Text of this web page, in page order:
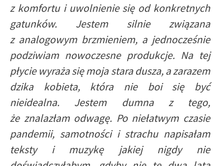
z komfortu i uwolnienie się od konkretnych
gatunków. Jestem silnie związana
z analogowym brzmieniem, a jednocześnie
podziwiam nowoczesne produkcje. Na tej
płycie wyraża się moja stara dusza, a zarazem
dzika kobieta, która nie boi się być
nieidealna. Jestem dumna z tego,
że znalazłam odwagę. Po niełatwym czasie
pandemii, samotności i strachu napisałam
teksty i muzykę jakiej nigdy nie